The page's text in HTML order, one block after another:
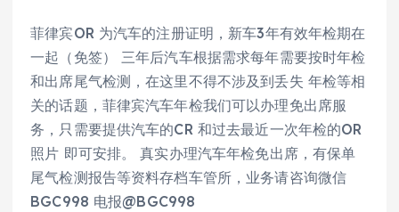
菲律宾OR 为汽车的注册证明，新车3年有效年检期在
一起（免签） 三年后汽车根据需求每年需要按时年检
和出席尾气检测，在这里不得不涉及到丢失 年检等相
关的话题，菲律宾汽车年检我们可以办理免出席服
务，只需要提供汽车的CR 和过去最近一次年检的OR
照片 即可安排。 真实办理汽车年检免出席，有保单
尾气检测报告等资料存档车管所，业务请咨询微信
BGC998 电报@BGC998